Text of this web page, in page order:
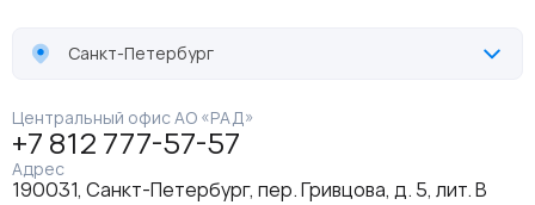
Санкт-Петербург
Центральный офис АО «РАД»
+7 812 777-57-57
Адрес
190031, Санкт-Петербург, пер. Гривцова, д. 5, лит. В